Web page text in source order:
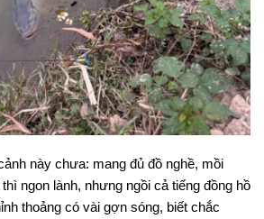
này chưa: mang đủ đồ nghề, mồi
ngon lành, nhưng ngồi cả tiếng đồng hồ
thoảng có vài gợn sóng, biết chắc